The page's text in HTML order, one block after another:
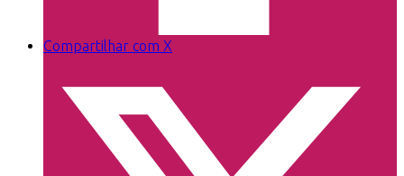
Compartilhar com X